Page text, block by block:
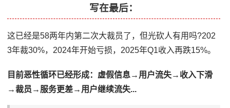
写在最后：
这已经是58两年内第二次大裁员了，但光砍人有用吗?202
3年裁30%，2024年开始亏损，2025年Q1收入再跌15%。
目前恶性循环已经形成：虚假信息→用户流失→收入下滑
→裁员→服务更差→用户继续流失...